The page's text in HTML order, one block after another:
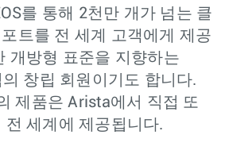
를 통해 2천만 개가 넘는 클
트를 전 세계 고객에게 제공
개방형 표준을 지향하는
창립 회원이기도 합니다.
제품은 Arista에서 직접 또
전 세계에 제공됩니다.